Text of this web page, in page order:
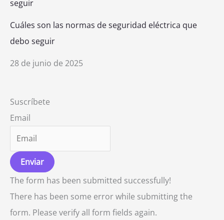
Cuáles son las normas de seguridad eléctrica que
debo seguir
28 de junio de 2025
Suscríbete
Email
Enviar
The form has been submitted successfully!
There has been some error while submitting the
form. Please verify all form fields again.